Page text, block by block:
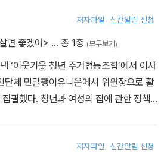
저자파일 신간알림 신청
면 좋겠어> … 총 1종 (모두보기)
‘이웃기웃 청년 주거협동조합’에서 이사
단체 민달팽이유니온에서 위원장으로 활
집필했다. 청년과 여성의 집에 관한 정책
저자파일 신간알림 신청